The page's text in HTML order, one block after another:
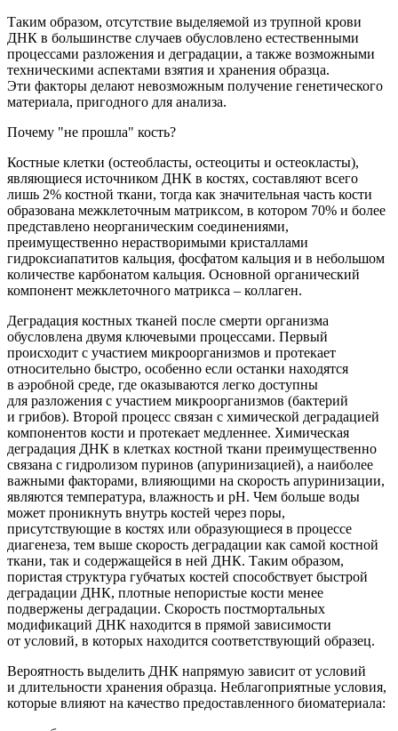
Таким образом, отсутствие выделяемой из трупной крови
ДНК в большинстве случаев обусловлено естественными
процессами разложения и деградации, а также возможными
техническими аспектами взятия и хранения образца.
Эти факторы делают невозможным получение генетического
материала, пригодного для анализа.
Почему "не прошла" кость?
Костные клетки (остеобласты, остеоциты и остеокласты),
являющиеся источником ДНК в костях, составляют всего
лишь 2% костной ткани, тогда как значительная часть кости
образована межклеточным матриксом, в котором 70% и более
представлено неорганическим соединениями,
преимущественно нерастворимыми кристаллами
гидроксиапатитов кальция, фосфатом кальция и в небольшом
количестве карбонатом кальция. Основной органический
компонент межклеточного матрикса – коллаген.
Деградация костных тканей после смерти организма
обусловлена двумя ключевыми процессами. Первый
происходит с участием микроорганизмов и протекает
относительно быстро, особенно если останки находятся
в аэробной среде, где оказываются легко доступны
для разложения с участием микроорганизмов (бактерий
и грибов). Второй процесс связан с химической деградацией
компонентов кости и протекает медленнее. Химическая
деградация ДНК в клетках костной ткани преимущественно
связана с гидролизом пуринов (апуринизацией), а наиболее
важными факторами, влияющими на скорость апуринизации,
являются температура, влажность и рН. Чем больше воды
может проникнуть внутрь костей через поры,
присутствующие в костях или образующиеся в процессе
диагенеза, тем выше скорость деградации как самой костной
ткани, так и содержащейся в ней ДНК. Таким образом,
пористая структура губчатых костей способствует быстрой
деградации ДНК, плотные непористые кости менее
подвержены деградации. Скорость постмортальных
модификаций ДНК находится в прямой зависимости
от условий, в которых находится соответствующий образец.
Вероятность выделить ДНК напрямую зависит от условий
и длительности хранения образца. Неблагоприятные условия,
которые влияют на качество предоставленного биоматериала: